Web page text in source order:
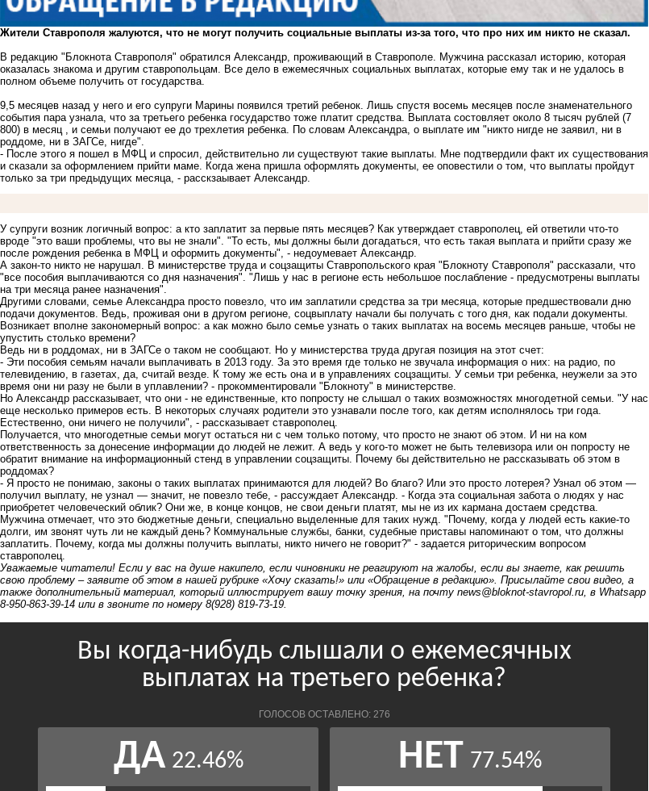
Жители Ставрополя жалуются, что не могут получить социальные выплаты из-за того, что про них им никто не сказал.
В редакцию "Блокнота Ставрополя" обратился Александр, проживающий в Ставрополе. Мужчина рассказал историю, которая
оказалась знакома и другим ставропольцам. Все дело в ежемесячных социальных выплатах, которые ему так и не удалось в
полном объеме получить от государства.
9,5 месяцев назад у него и его супруги Марины появился третий ребенок. Лишь спустя восемь месяцев после знаменательного
события пара узнала, что за третьего ребенка государство тоже платит средства. Выплата состовляет около 8 тысяч рублей (7
800) в месяц , и семьи получают ее до трехлетия ребенка. По словам Александра, о выплате им "никто нигде не заявил, ни в
роддоме, ни в ЗАГСе, нигде".
- После этого я пошел в МФЦ и спросил, действительно ли существуют такие выплаты. Мне подтвердили факт их существования
и сказали за оформлением прийти маме. Когда жена пришла оформлять документы, ее оповестили о том, что выплаты пройдут
только за три предыдущих месяца, - расскзаывает Александр.
У супруги возник логичный вопрос: а кто заплатит за первые пять месяцев? Как утверждает ставрополец, ей ответили что-то
вроде "это ваши проблемы, что вы не знали". "То есть, мы должны были догадаться, что есть такая выплата и прийти сразу же
после рождения ребенка в МФЦ и оформить документы", - недоумевает Александр.
А закон-то никто не нарушал. В министерстве труда и соцзащиты Ставропольского края "Блокноту Ставрополя" рассказали, что
"все пособия выплачиваются со дня назначения". "Лишь у нас в регионе есть небольшое послабление - предусмотрены выплаты
на три месяца ранее назначения".
Другими словами, семье Александра просто повезло, что им заплатили средства за три месяца, которые предшествовали дню
подачи документов. Ведь, проживая они в другом регионе, соцвыплату начали бы получать с того дня, как подали документы.
Возникает вполне закономерный вопрос: а как можно было семье узнать о таких выплатах на восемь месяцев раньше, чтобы не
упустить столько времени?
Ведь ни в роддомах, ни в ЗАГСе о таком не сообщают. Но у министерства труда другая позиция на этот счет:
- Эти пособия семьям начали выплачивать в 2013 году. За это время где только не звучала информация о них: на радио, по
телевидению, в газетах, да, считай везде. К тому же есть она и в управлениях соцзащиты. У семьи три ребенка, неужели за это
время они ни разу не были в уплавлении? - прокомментировали "Блокноту" в министерстве.
Но Александр рассказывает, что они - не единственные, кто попросту не слышал о таких возможностях многодетной семьи. "У нас
еще несколько примеров есть. В некоторых случаях родители это узнавали после того, как детям исполнялось три года.
Естественно, они ничего не получили", - рассказывает ставрополец.
Получается, что многодетные семьи могут остаться ни с чем только потому, что просто не знают об этом. И ни на ком
ответственность за донесение информации до людей не лежит. А ведь у кого-то может не быть телевизора или он попросту не
обратит внимание на информационный стенд в управлении соцзащиты. Почему бы действительно не рассказывать об этом в
роддомах?
- Я просто не понимаю, законы о таких выплатах принимаются для людей? Во благо? Или это просто лотерея? Узнал об этом —
получил выплату, не узнал — значит, не повезло тебе, - рассуждает Александр. - Когда эта социальная забота о людях у нас
приобретет человеческий облик? Они же, в конце концов, не свои деньги платят, мы не из их кармана достаем средства.
Мужчина отмечает, что это бюджетные деньги, специально выделенные для таких нужд. "Почему, когда у людей есть какие-то
долги, им звонят чуть ли не каждый день? Коммунальные службы, банки, судебные приставы напоминают о том, что должны
заплатить. Почему, когда мы должны получить выплаты, никто ничего не говорит?" - задается риторическим вопросом
ставрополец.
Уважаемые читатели! Если у вас на душе накипело, если чиновники не реагируют на жалобы, если вы знаете, как решить
свою проблему – заявите об этом в нашей рубрике «Хочу сказать!» или «Обращение в редакцию». Присылайте свои видео, а
также дополнительный материал, который иллюстрирует вашу точку зрения, на почту news@bloknot-stavropol.ru , в Whatsapp
8-950-863-39-14 или в звоните по номеру 8(928) 819-73-19.